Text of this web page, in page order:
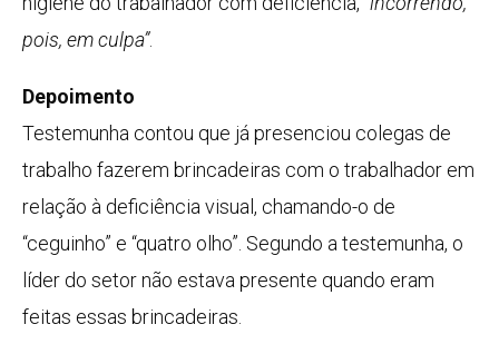
pois, em culpa”.
Depoimento
Testemunha contou que já presenciou colegas de
trabalho fazerem brincadeiras com o trabalhador em
relação à deficiência visual, chamando-o de
“ceguinho” e “quatro olho”. Segundo a testemunha, o
líder do setor não estava presente quando eram
feitas essas brincadeiras.